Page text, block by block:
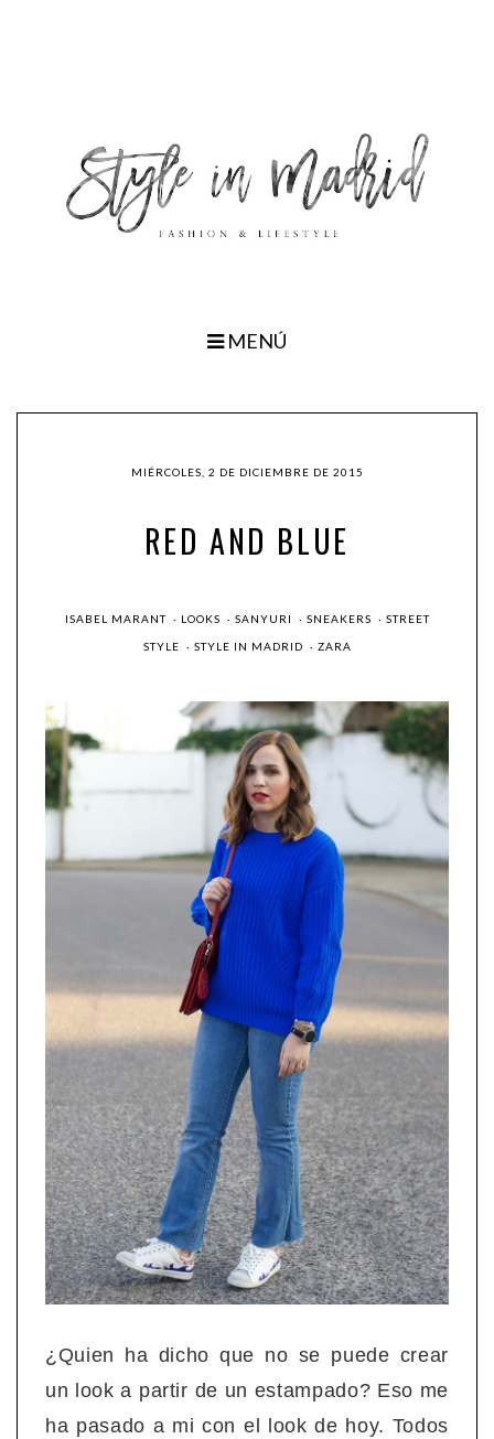
MENÚ
MIÉRCOLES, 2 DE DICIEMBRE DE 2015
RED AND BLUE
ISABEL MARANT · LOOKS · SANYURI · SNEAKERS · STREET
STYLE · STYLE IN MADRID · ZARA
¿Quien ha dicho que no se puede crear
un look a partir de un estampado? Eso me
ha pasado a mi con el look de hoy. Todos